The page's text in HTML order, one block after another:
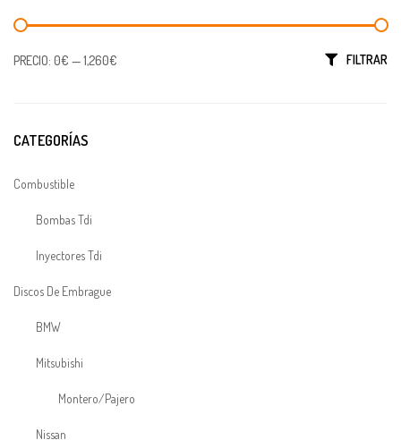
Precio mínimo
Precio máximo FILTRAR
PRECIO: 0€ —1,260€
CATEGORÍAS
Combustible
Bombas Tdi
Inyectores Tdi
Discos De Embrague
BMW
Mitsubishi
Montero/Pajero
Nissan